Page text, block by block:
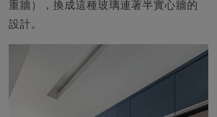
重牆），換成這種玻璃連著半實心牆的
設計。